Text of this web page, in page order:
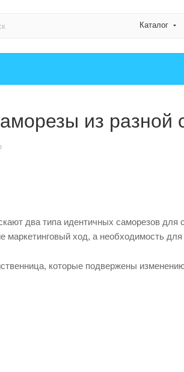
Каталог
из разной
два типа идентичных саморезов для
ход, а необходимость
которые подвержены